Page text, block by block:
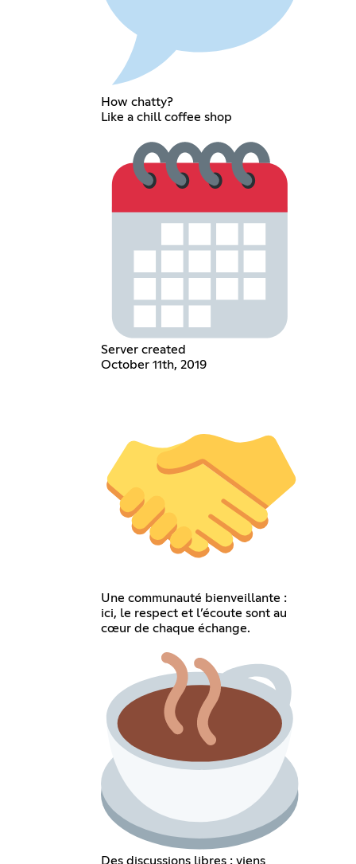
How chatty?
Like a chill coffee shop
Server created
October 11th, 2019
Une communauté bienveillante :
ici, le respect et l’écoute sont au
cœur de chaque échange.
Des discussions libres : viens